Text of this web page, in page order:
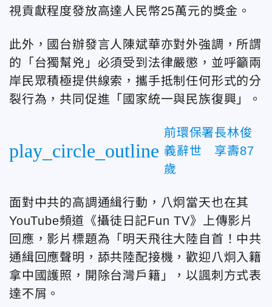
視貢獻程度發放高達人民幣25萬元的獎金。
此外，國台辦發言人陳斌華亦對外強調，所謂
的「台獨幫兇」必須受到法律嚴懲，並呼籲兩
岸民眾積極提供線索，攜手抵制任何形式的分
裂行為，共同促進「國家統一與民族復興」。
play_circle_outline
前環保署長林俊
義辭世 享壽87
歲
面對中共的高調通緝行動，八炯當天也在其
YouTube頻道《攝徒日記Fun TV》上傳影片
回應，影片標題為「明天飛往大陸自首！中共
通緝回應聲明，舔共陸配接機，歡迎八炯入籍
拿中國護照，開除台灣戶籍」，以諷刺方式表
達不屑。